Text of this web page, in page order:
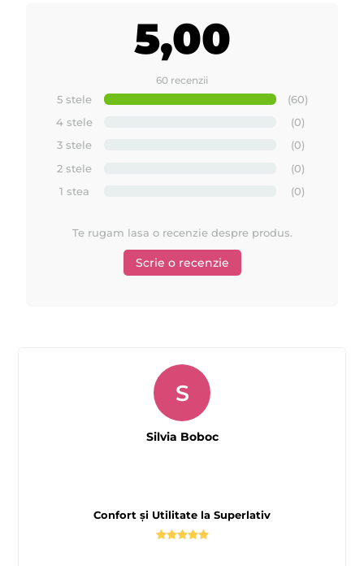
5,00
60 recenzii
5 stele
(60)
4 stele
(0)
3 stele
(0)
2 stele
(0)
1 stea
(0)
Te rugam lasa o recenzie despre produs.
Scrie o recenzie
Confort și Utilitate la Superlativ
S
Silvia Boboc